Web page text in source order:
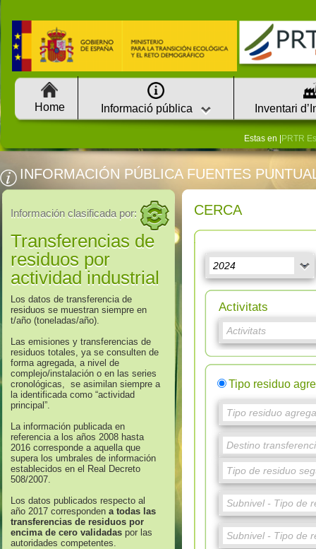
Home Informació pública Inventari
Estas en | PRTR
INFORMACIÓN PÚBLICA FUENTES
Información clasificada por:
Transferencias de
residuos por
actividad industrial
Los datos de transferencia de
residuos se muestran siempre en
t/año (toneladas/año).
Las emisiones y transferencias de
residuos totales, ya se consulten de
forma agregada, a nivel de
complejo/instalación o en las series
cronológicas, se asimilan siempre a
la identificada como “actividad
principal”.
La información publicada en
referencia a los años 2008 hasta
2016 corresponde a aquella que
supera los umbrales de información
establecidos en el Real Decreto
508/2007.
Los datos publicados respecto al
año 2017 corresponden a todas las
transferencias de residuos por
encima de cero validadas por las
autoridades competentes.
CERCA
Activitats
Tipo residuo